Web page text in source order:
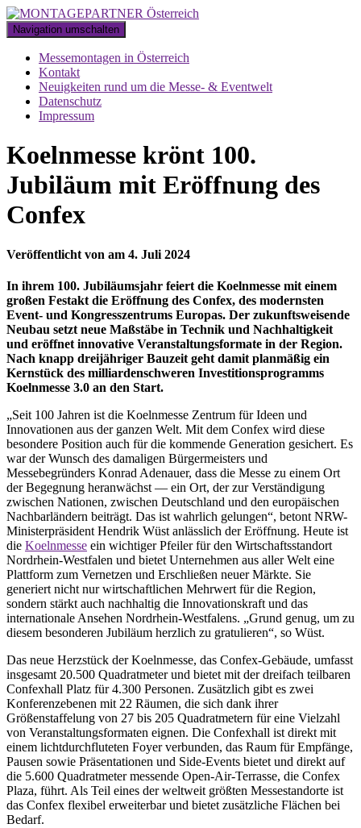
Navigation umschalten
Messemontagen in Österreich
Kontakt
Neuigkeiten rund um die Messe- & Eventwelt
Datenschutz
Impressum
Koelnmesse krönt 100.
Jubiläum mit Eröffnung des
Confex
Veröffentlicht von am 4. Juli 2024
In ihrem 100. Jubiläumsjahr feiert die Koelnmesse mit einem
großen Festakt die Eröffnung des Confex, des modernsten
Event- und Kongresszentrums Europas. Der zukunftsweisende
Neubau setzt neue Maßstäbe in Technik und Nachhaltigkeit
und eröffnet innovative Veranstaltungsformate in der Region.
Nach knapp dreijähriger Bauzeit geht damit planmäßig ein
Kernstück des milliardenschweren Investitionsprogramms
Koelnmesse 3.0 an den Start.
„Seit 100 Jahren ist die Koelnmesse Zentrum für Ideen und
Innovationen aus der ganzen Welt. Mit dem Confex wird diese
besondere Position auch für die kommende Generation gesichert. Es
war der Wunsch des damaligen Bürgermeisters und
Messebegründers Konrad Adenauer, dass die Messe zu einem Ort
der Begegnung heranwächst — ein Ort, der zur Verständigung
zwischen Nationen, zwischen Deutschland und den europäischen
Nachbarländern beiträgt. Das ist wahrlich gelungen“, betont NRW-
Ministerpräsident Hendrik Wüst anlässlich der Eröffnung. Heute ist
die Koelnmesse ein wichtiger Pfeiler für den Wirtschaftsstandort
Nordrhein-Westfalen und bietet Unternehmen aus aller Welt eine
Plattform zum Vernetzen und Erschließen neuer Märkte. Sie
generiert nicht nur wirtschaftlichen Mehrwert für die Region,
sondern stärkt auch nachhaltig die Innovationskraft und das
internationale Ansehen Nordrhein-Westfalens. „Grund genug, um zu
diesem besonderen Jubiläum herzlich zu gratulieren“, so Wüst.
Das neue Herzstück der Koelnmesse, das Confex-Gebäude, umfasst
insgesamt 20.500 Quadratmeter und bietet mit der dreifach teilbaren
Confexhall Platz für 4.300 Personen. Zusätzlich gibt es zwei
Konferenzebenen mit 22 Räumen, die sich dank ihrer
Größenstaffelung von 27 bis 205 Quadratmetern für eine Vielzahl
von Veranstaltungsformaten eignen. Die Confexhall ist direkt mit
einem lichtdurchfluteten Foyer verbunden, das Raum für Empfänge,
Pausen sowie Präsentationen und Side-Events bietet und direkt auf
die 5.600 Quadratmeter messende Open-Air-Terrasse, die Confex
Plaza, führt. Als Teil eines der weltweit größten Messestandorte ist
das Confex flexibel erweiterbar und bietet zusätzliche Flächen bei
Bedarf.